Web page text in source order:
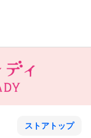
ストアトップ